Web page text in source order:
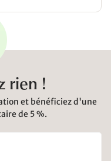
rien !
et bénéficiez d'une
de 5 %.